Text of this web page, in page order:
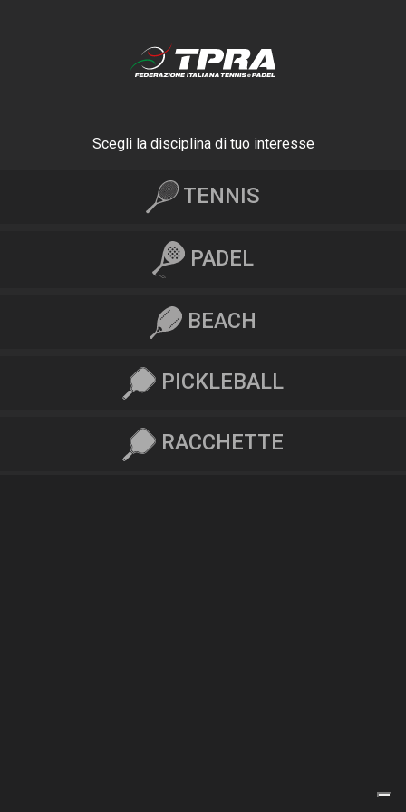
Scegli la disciplina di tuo interesse
TENNIS
PADEL
BEACH
PICKLEBALL
RACCHETTE